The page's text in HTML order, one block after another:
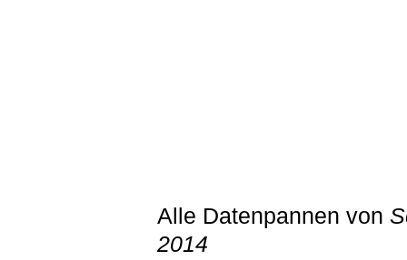
Alle Datenpannen von
2014